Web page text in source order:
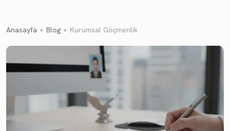
Anasayfa Blog Kurumsal Göçmenlik